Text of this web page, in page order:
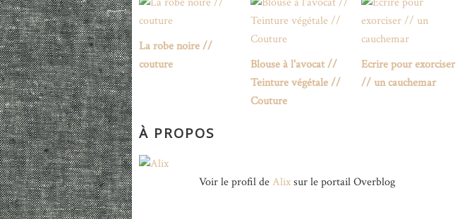
La robe noire //
couture
Blouse à l'avocat //
Teinture végétale //
Couture
Ecrire pour exorciser
// un cauchemar
À PROPOS
Voir le profil deAlixsur le portail Overblog